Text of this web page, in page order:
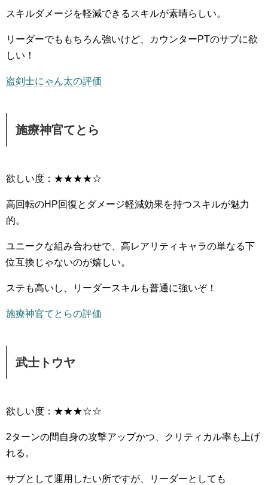
スキルダメージを軽減できるスキルが素晴らしい。
リーダーでももちろん強いけど、カウンターPTのサブに欲
しい！
盗剣士にゃん太の評価
施療神官てとら
欲しい度：★★★★☆
高回転のHP回復とダメージ軽減効果を持つスキルが魅力
的。
ユニークな組み合わせで、高レアリティキャラの単なる下
位互換じゃないのが嬉しい。
ステも高いし、リーダースキルも普通に強いぞ！
施療神官てとらの評価
武士トウヤ
欲しい度：★★★☆☆
2ターンの間自身の攻撃アップかつ、クリティカル率も上げ
れる。
サブとして運用したい所ですが、リーダーとしても